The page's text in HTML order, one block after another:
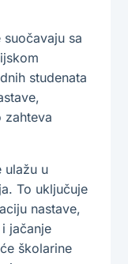
sa
studenata
zahteva
ulažu u
To uključuje
nastave,
jačanje
školarine